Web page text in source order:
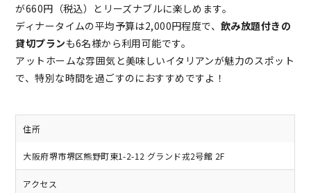
が660円（税込）とリーズナブルに楽しめます。
ディナータイムの平均予算は2,000円程度で、飲み放題付きの
貸切プランも6名様から利用可能です。
アットホームな雰囲気と美味しいイタリアンが魅力のスポット
で、特別な時間を過ごすのにおすすめですよ！
住所
大阪府堺市堺区熊野町東1-2-12 グランド戎2号館 2F
アクセス